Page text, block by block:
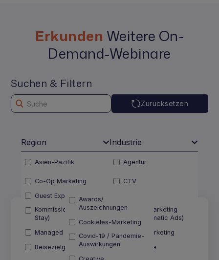
Erkunden Weitere On-
Demand-Webinare
Suchen & Filtern
Zurücksetzen
Region
Asien-Pazifik
Naher Osten und Afrika
Nordamerika
Weltweit
Industrie
Agentur
Hotel
Nicht-Reise-Marke
Reiseziel
Lösungen
Co-Op Marketing
Guest Experience
Kommission (Pay on the
Stay)
Managed Campaign
Reisezielgruppen
Kanäle
CTV
Display-Marketing
(Programmatic Ads)
E-Mail-Marketing
Metasuche
Themen
Awards/
Auszeichnungen
Cookieles-Marketing
Covid-19 / Pandemie-
Auswirkungen